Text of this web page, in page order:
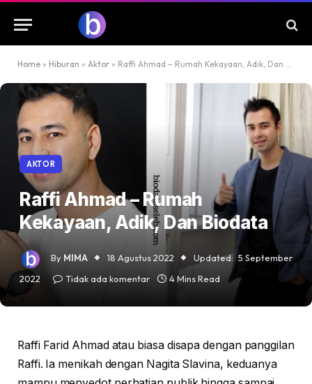
Home » Hiburan » Aktor » Raffi Ahmad – Rumah Kekayaan, Adik, Dan Biodata
AKTOR
Raffi Ahmad – Rumah
Kekayaan, Adik, Dan Biodata
By MIMA 18 Agustus 2022 Updated: 5 September
2022
Tidak ada komentar 4 Mins Read
Raffi Farid Ahmad atau biasa disapa dengan panggilan
Raffi. Ia menikah dengan Nagita Slavina, keduanya